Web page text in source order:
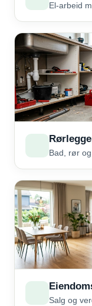
El-arbeid
Bad, rør
Salg og